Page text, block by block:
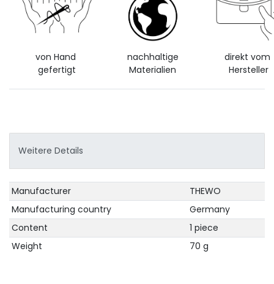
von Hand
gefertigt
nachhaltige
Materialien
direkt vom
Hersteller
Weitere Details
Technical
characteristic
Value
Manufacturer
THEWO
Manufacturing country
Germany
Content
1 piece
Weight
70 g